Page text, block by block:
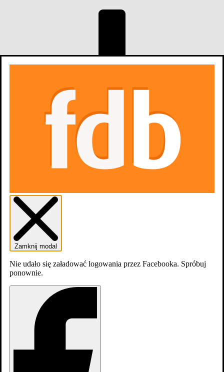
dodaj odcinek
Zamknij modal
Nie udało się załadować logowania przez Facebooka. Spróbuj
ponownie.